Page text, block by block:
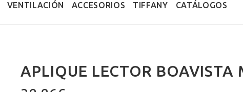
VENTILACIÓN ACCESORIOS TIFFANY CATÁLOGOS
APLIQUE LECTOR BOAVISTA